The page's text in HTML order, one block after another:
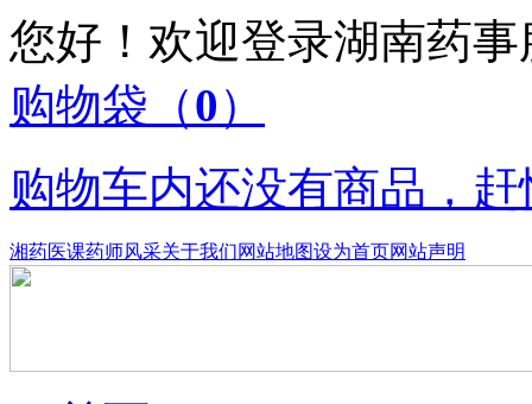
您好！欢迎登录湖南药
购物袋 （0）
购物车内还没有商品，
湘药医课药师风采关于我们网站地图设为首页网站声明